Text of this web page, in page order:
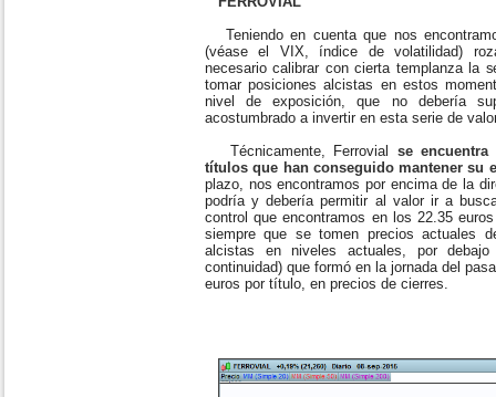
Teniendo en cuenta que nos
(véase el VIX, índice de volatilidad)
necesario calibrar con cierta templanza la
tomar posiciones alcistas en estos
nivel de exposición, que no debería
acostumbrado a invertir en esta serie de
Técnicamente, Ferrovial se
títulos que han conseguido mantener su
plazo, nos encontramos por encima de la
podría y debería permitir al valor ir a
control que encontramos en los 22.35
siempre que se tomen precios actuales
alcistas en niveles actuales, por
continuidad) que formó en la jornada del
euros por título, en precios de cierres.